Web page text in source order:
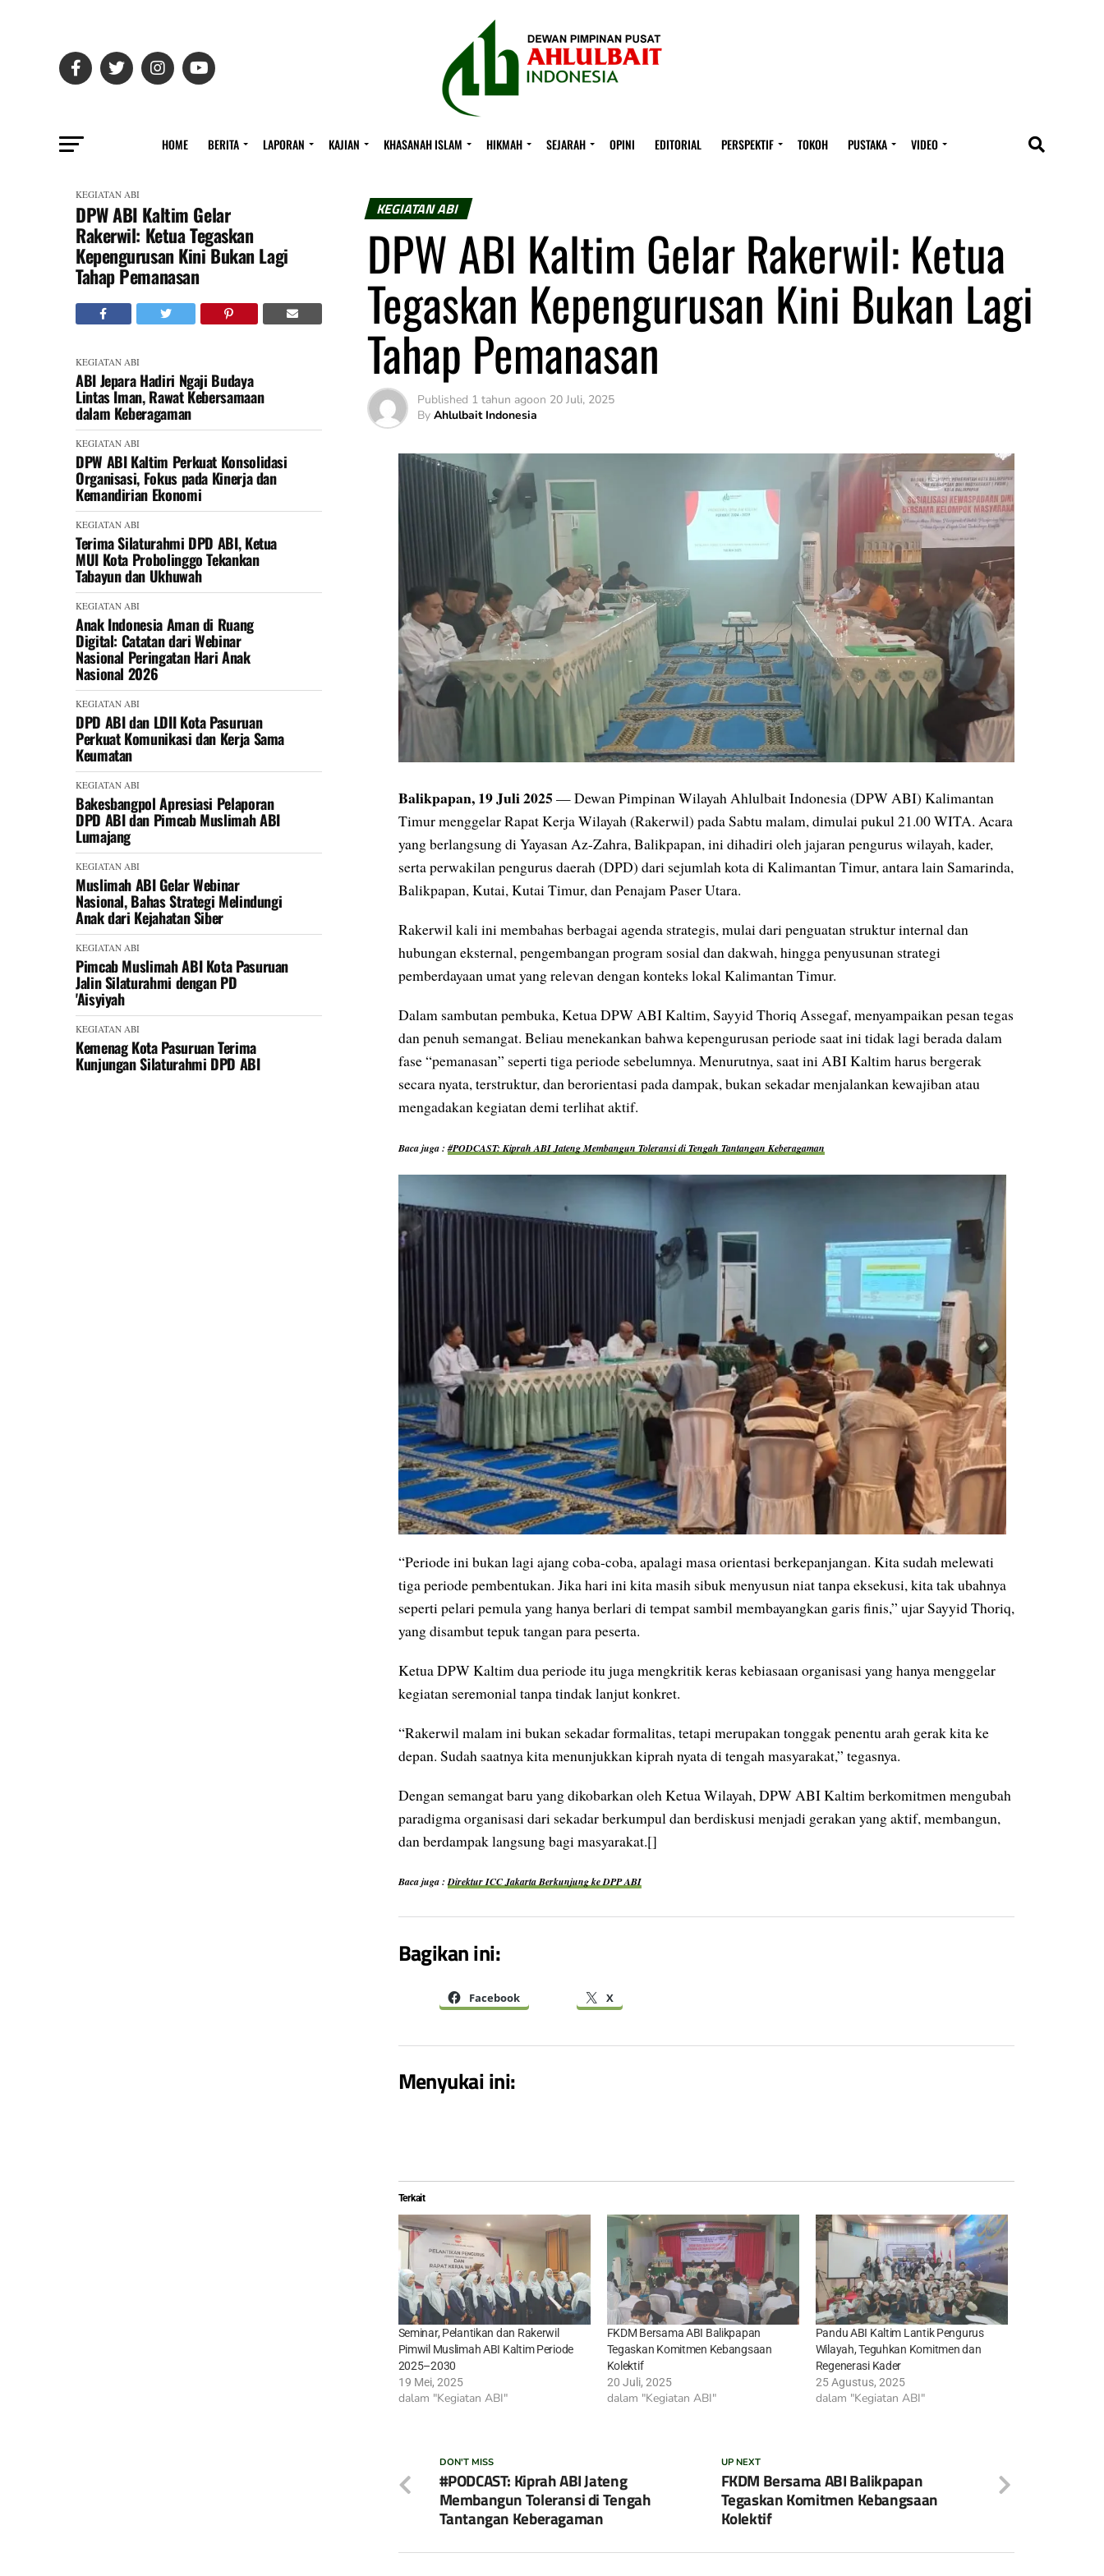
HOME BERITA LAPORAN KAJIAN KHASANAH ISLAM HIKMAH SEJARAH OPINI EDITORIAL PERSPEKTIF TOKOH PUSTAKA VIDEO
KEGIATAN ABI
DPW ABI Kaltim Gelar
Rakerwil: Ketua Tegaskan
Kepengurusan Kini Bukan Lagi
Tahap Pemanasan
KEGIATAN ABI
ABI Jepara Hadiri Ngaji Budaya
Lintas Iman, Rawat Kebersamaan
dalam Keberagaman
KEGIATAN ABI
DPW ABI Kaltim Perkuat Konsolidasi
Organisasi, Fokus pada Kinerja dan
Kemandirian Ekonomi
KEGIATAN ABI
Terima Silaturahmi DPD ABI, Ketua
MUI Kota Probolinggo Tekankan
Tabayun dan Ukhuwah
KEGIATAN ABI
Anak Indonesia Aman di Ruang
Digital: Catatan dari Webinar
Nasional Peringatan Hari Anak
Nasional 2026
KEGIATAN ABI
DPD ABI dan LDII Kota Pasuruan
Perkuat Komunikasi dan Kerja Sama
Keumatan
KEGIATAN ABI
Bakesbangpol Apresiasi Pelaporan
DPD ABI dan Pimcab Muslimah ABI
Lumajang
KEGIATAN ABI
Muslimah ABI Gelar Webinar
Nasional, Bahas Strategi Melindungi
Anak dari Kejahatan Siber
KEGIATAN ABI
Pimcab Muslimah ABI Kota Pasuruan
Jalin Silaturahmi dengan PD
'Aisyiyah
KEGIATAN ABI
Kemenag Kota Pasuruan Terima
Kunjungan Silaturahmi DPD ABI
KEGIATAN ABI
DPW ABI Kaltim Gelar Rakerwil: Ketua
Tegaskan Kepengurusan Kini Bukan Lagi
Tahap Pemanasan
Published 1 tahun agoon 20 Juli, 2025
By Ahlulbait Indonesia
Balikpapan, 19 Juli 2025— Dewan Pimpinan Wilayah Ahlulbait Indonesia (DPW ABI) Kalimantan
Timur menggelar Rapat Kerja Wilayah (Rakerwil) pada Sabtu malam, dimulai pukul 21.00 WITA. Acara
yang berlangsung di Yayasan Az-Zahra, Balikpapan, ini dihadiri oleh jajaran pengurus wilayah, kader,
serta perwakilan pengurus daerah (DPD) dari sejumlah kota di Kalimantan Timur, antara lain Samarinda,
Balikpapan, Kutai, Kutai Timur, dan Penajam Paser Utara.
Rakerwil kali ini membahas berbagai agenda strategis, mulai dari penguatan struktur internal dan
hubungan eksternal, pengembangan program sosial dan dakwah, hingga penyusunan strategi
pemberdayaan umat yang relevan dengan konteks lokal Kalimantan Timur.
Dalam sambutan pembuka, Ketua DPW ABI Kaltim, Sayyid Thoriq Assegaf, menyampaikan pesan tegas
dan penuh semangat. Beliau menekankan bahwa kepengurusan periode saat ini tidak lagi berada dalam
fase “pemanasan” seperti tiga periode sebelumnya. Menurutnya, saat ini ABI Kaltim harus bergerak
secara nyata, terstruktur, dan berorientasi pada dampak, bukan sekadar menjalankan kewajiban atau
mengadakan kegiatan demi terlihat aktif.
Baca juga :#PODCAST: Kiprah ABI Jateng Membangun Toleransi di Tengah Tantangan Keberagaman
“Periode ini bukan lagi ajang coba-coba, apalagi masa orientasi berkepanjangan. Kita sudah melewati
tiga periode pembentukan. Jika hari ini kita masih sibuk menyusun niat tanpa eksekusi, kita tak ubahnya
seperti pelari pemula yang hanya berlari di tempat sambil membayangkan garis finis,” ujar Sayyid Thoriq,
yang disambut tepuk tangan para peserta.
Ketua DPW Kaltim dua periode itu juga mengkritik keras kebiasaan organisasi yang hanya menggelar
kegiatan seremonial tanpa tindak lanjut konkret.
“Rakerwil malam ini bukan sekadar formalitas, tetapi merupakan tonggak penentu arah gerak kita ke
depan. Sudah saatnya kita menunjukkan kiprah nyata di tengah masyarakat,” tegasnya.
Dengan semangat baru yang dikobarkan oleh Ketua Wilayah, DPW ABI Kaltim berkomitmen mengubah
paradigma organisasi dari sekadar berkumpul dan berdiskusi menjadi gerakan yang aktif, membangun,
dan berdampak langsung bagi masyarakat.[]
Baca juga :Direktur ICC Jakarta Berkunjung ke DPP ABI
Bagikan ini:
Facebook X
Menyukai ini:
Terkait
Seminar, Pelantikan dan Rakerwil
Pimwil Muslimah ABI Kaltim Periode
2025–2030
19 Mei, 2025
dalam "Kegiatan ABI"
FKDM Bersama ABI Balikpapan
Tegaskan Komitmen Kebangsaan
Kolektif
20 Juli, 2025
dalam "Kegiatan ABI"
Pandu ABI Kaltim Lantik Pengurus
Wilayah, Teguhkan Komitmen dan
Regenerasi Kader
25 Agustus, 2025
dalam "Kegiatan ABI"
UP NEXT
FKDM Bersama ABI Balikpapan
Tegaskan Komitmen Kebangsaan
Kolektif
DON'T MISS
#PODCAST: Kiprah ABI Jateng
Membangun Toleransi di Tengah
Tantangan Keberagaman